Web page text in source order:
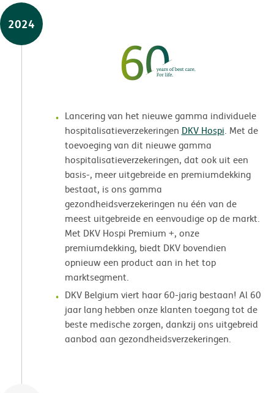
2024
Lancering van het nieuwe gamma individuele
hospitalisatieverzekeringen DKV Hospi. Met de
toevoeging van dit nieuwe gamma
hospitalisatieverzekeringen, dat ook uit een
basis-, meer uitgebreide en premiumdekking
bestaat, is ons gamma
gezondheidsverzekeringen nu één van de
meest uitgebreide en eenvoudige op de markt.
Met DKV Hospi Premium +, onze
premiumdekking, biedt DKV bovendien
opnieuw een product aan in het top
marktsegment.
DKV Belgium viert haar 60-jarig bestaan! Al 60
jaar lang hebben onze klanten toegang tot de
beste medische zorgen, dankzij ons uitgebreid
aanbod aan gezondheidsverzekeringen.